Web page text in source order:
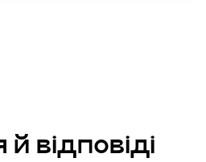
відповіді